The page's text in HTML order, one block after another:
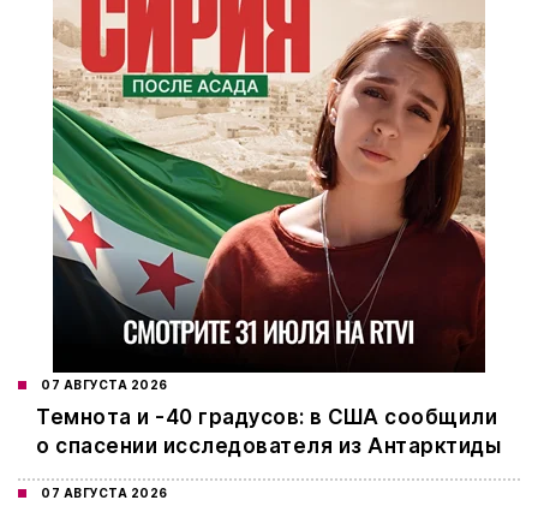
07 АВГУСТА 2026
Темнота и -40 градусов: в США сообщили
о спасении исследователя из Антарктиды
07 АВГУСТА 2026